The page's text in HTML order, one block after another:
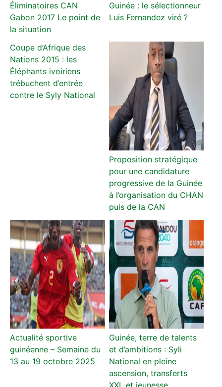
Éliminatoires CAN
Gabon 2017 Le point de
la situation
Guinée : le sélectionneur
Luis Fernandez viré ?
Coupe d’Afrique des
Nations 2015 : les
Éléphants ivoiriens
trébuchent d’entrée
contre le Syly National
Proposition stratégique
pour une candidature
progressive de la Guinée
à l’organisation du CHAN
puis de la CAN
Actualité sportive
guinéenne – Semaine du
13 au 19 octobre 2025
Guinée, terre de talents
et d’ambitions : Syli
National en pleine
ascension, transferts
XXL et jeunesse